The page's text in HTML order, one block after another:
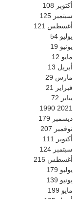
أكتوبر 108
سبتمبر 125
أغسطس 121
يوليو 54
يونيو 19
مايو 12
أبريل 13
مارس 29
فبراير 21
يناير 72
2021
1990
ديسمبر 179
نوفمبر 207
أكتوبر 111
سبتمبر 124
أغسطس 215
يوليو 179
يونيو 139
مايو 199